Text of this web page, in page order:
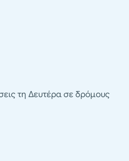
τη Δευτέρα σε δρόμους